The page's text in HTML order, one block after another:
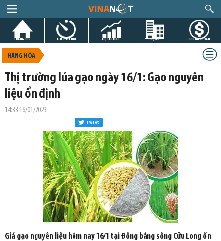
TRANG CHỦ TIN GIỜ CHÓT THỊ TRƯỜNG DỰ ÁN CHỨNG KHOÁN
HÀNG HÓA
Thị trường lúa gạo ngày 16/1: Gạo nguyên
liệu ổn định
14:33 16/01/2023
Tweet
Giá gạo nguyên liệu hôm nay 16/1 tại Đồng bằng sông Cửu Long ổn